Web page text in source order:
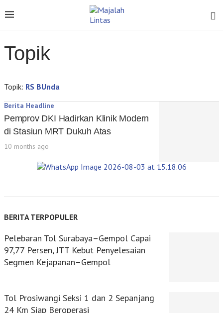
Topik
Topik: RS BUnda
Berita Headline
Pemprov DKI Hadirkan Klinik Modern
di Stasiun MRT Dukuh Atas
10 months ago
BERITA TERPOPULER
Pelebaran Tol Surabaya–Gempol Capai
97,77 Persen, JTT Kebut Penyelesaian
Segmen Kejapanan–Gempol
Tol Prosiwangi Seksi 1 dan 2 Sepanjang
24 Km Siap Beroperasi